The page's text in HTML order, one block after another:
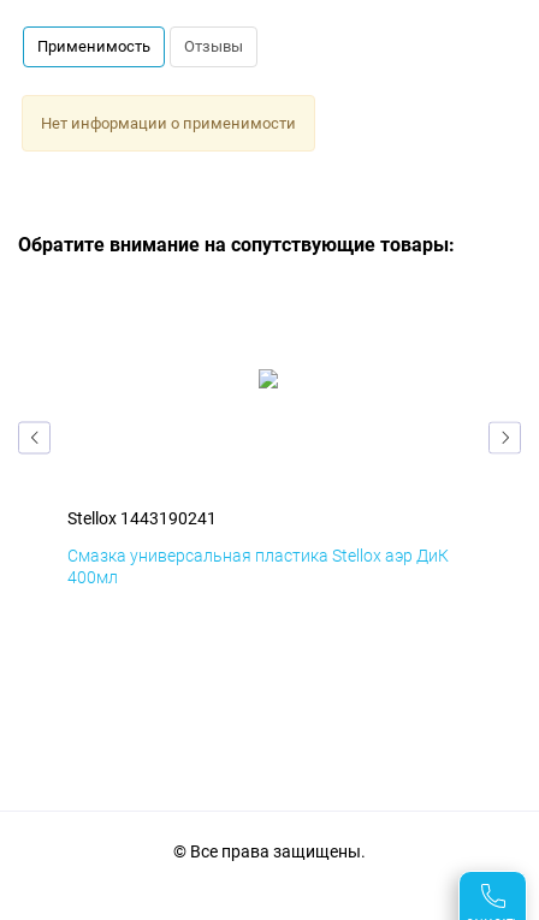
Применимость Отзывы
Нет информации о применимости
Обратите внимание на сопутствующие товары:
Stellox 1443190241
Смазка универсальная пластика Stellox аэр ДиК
400мл
© Все права защищены.